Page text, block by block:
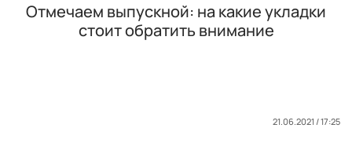
Отмечаем выпускной: на какие укладки
стоит обратить внимание
21.06.2021 / 17:25